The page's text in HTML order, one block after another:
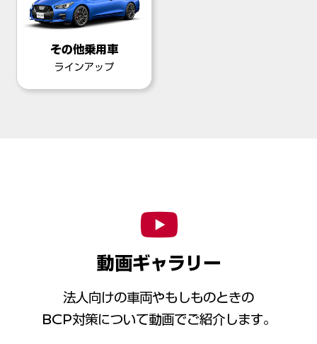
その他乗用車
ラインアップ
動画ギャラリー
法人向けの車両やもしものときの
BCP対策について動画でご紹介します。